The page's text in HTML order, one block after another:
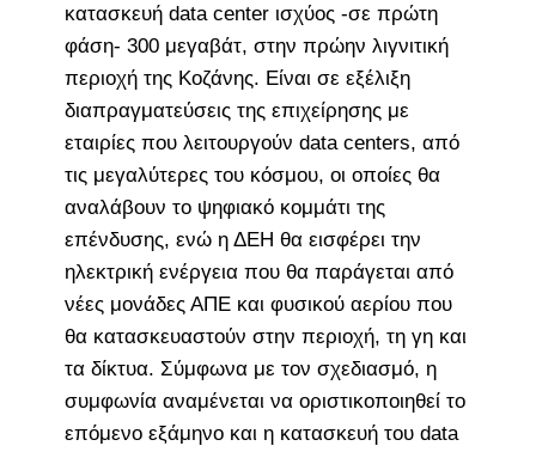
κατασκευή data center ισχύος -σε πρώτη
φάση- 300 μεγαβάτ, στην πρώην λιγνιτική
περιοχή της Κοζάνης. Είναι σε εξέλιξη
διαπραγματεύσεις της επιχείρησης με
εταιρίες που λειτουργούν data centers, από
τις μεγαλύτερες του κόσμου, οι οποίες θα
αναλάβουν το ψηφιακό κομμάτι της
επένδυσης, ενώ η ΔΕΗ θα εισφέρει την
ηλεκτρική ενέργεια που θα παράγεται από
νέες μονάδες ΑΠΕ και φυσικού αερίου που
θα κατασκευαστούν στην περιοχή, τη γη και
τα δίκτυα. Σύμφωνα με τον σχεδιασμό, η
συμφωνία αναμένεται να οριστικοποιηθεί το
επόμενο εξάμηνο και η κατασκευή του data